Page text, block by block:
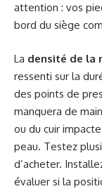
attention : vos
bord du siège
La densité de la
ressenti sur la
des points de
manquera de
ou du cuir
peau. Testez
d’acheter.
évaluer si la